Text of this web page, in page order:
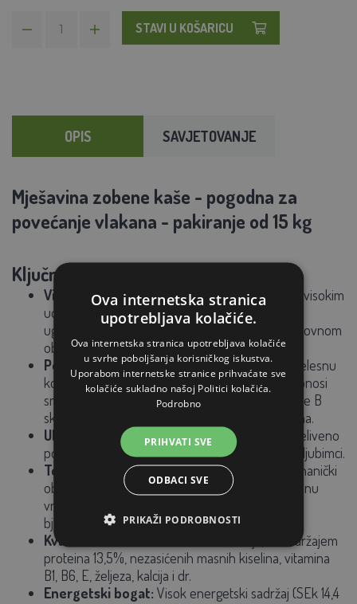
STAVI U KOŠARICU
OPIS SAVJETOVANJE
Mješavina zobene kaše - pogodna za
povećanje vlakana - pakiranje od 15 kg
Ključna svojstva:
Visoko probavljiva:Lako probavljiva smjesa s visokim
udjelom proteina, nezasićenih masnih kiselina i
ugljikohidrata, idealna za dodavanje vlakana redovnom
obroku hrane.
Potpora zdravlju i kondiciji: Jača zdravlje i tjelesnu
kondiciju, posebno kod pasa pod stresom, pridonosi
smirivanju probave i nadopunjuje važne vitamine B
skupine, minerale poput kalcija i fosfora te vlakna.
Ukusno posluživanje: Posluženo s juhom i preliveno
povrćem za izvrstan okus koji će obožavati vaši ljubimci.
Toplinska obrada:Zrno zobi je oljušteno i mehanički
obrađeno. Hidrotermalna obrada povećava krmnu
vrijednost, poboljšava probavljivost škroba,
bjelančevina i masti.
Kvaliteta hrane:
Čisto žito bez mekinja, sa sadržajem
proteina 13,5%, nezasićenih masnih kiselina, vitamina
B1, B6, E, željeza, kalcija i dr.
Energetski bogat: Visok energetski sadržaj (SEk 14,4
Ova internetska stranica
upotrebljava kolačiće.
Ova internetska stranica upotrebljava kolačiće
u svrhe poboljšanja korisničkog iskustva.
Uporabom internetske stranice prihvaćate sve
kolačiće sukladno našoj Politici kolačića.
Podrobno
PRIHVATI SVE
ODBACI SVE
PRIKAŽI PODROBNOSTI